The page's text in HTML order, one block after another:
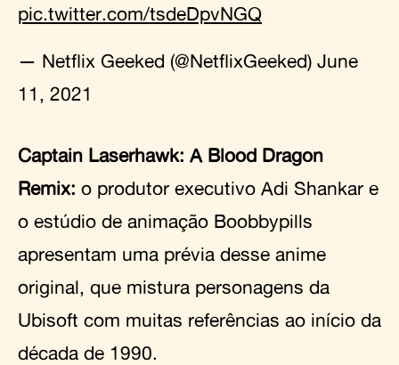
pic.twitter.com/tsdeDpvNGQ
— Netflix Geeked (@NetflixGeeked) June
11, 2021
Captain Laserhawk: A Blood Dragon
Remix: o produtor executivo Adi Shankar e
o estúdio de animação Boobbypills
apresentam uma prévia desse anime
original, que mistura personagens da
Ubisoft com muitas referências ao início da
década de 1990.